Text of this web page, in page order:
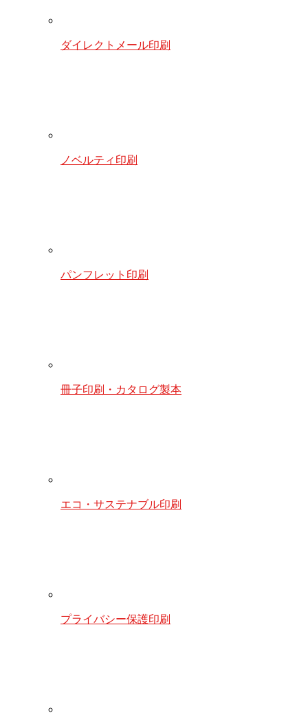
ダイレクトメール印刷
ノベルティ印刷
パンフレット印刷
冊子印刷・カタログ製本
エコ・サステナブル印刷
プライバシー保護印刷